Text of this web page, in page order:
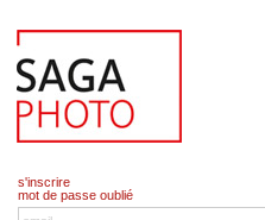
s'inscrire
mot de passe oublié